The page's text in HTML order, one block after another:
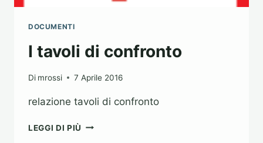
DOCUMENTI
I tavoli di confronto
Di mrossi 7 Aprile 2016
relazione tavoli di confronto
LEGGI DI PIÙ